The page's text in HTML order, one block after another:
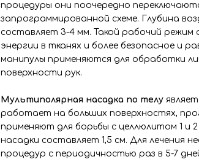
процедуры они поочередно
запрограммированной схеме. Глубина
составляет 3-4 мм. Такой рабочий режим
энергии в тканях и более безопасное и
манипулы применяются для обработки
поверхности рук.
Мультиполярная насадка по телу
работает на больших поверхностях,
применяют для борьбы с целлюлитом 1 и
насадки составляет 1,5 см. Для лечения
процедур с периодичностью раз в 5-7